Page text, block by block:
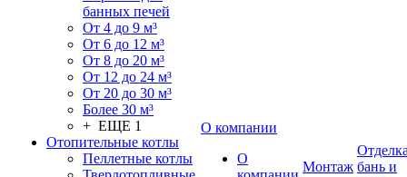
банных печей
От 4 до 9 м³
От 6 до 12 м³
От 8 до 20 м³
От 12 до 24 м³
От 20 до 30 м³
Более 30 м³
+ ЕЩЕ 1
Отопительные котлы
Пеллетные котлы
О компании
О
Монтаж бань и